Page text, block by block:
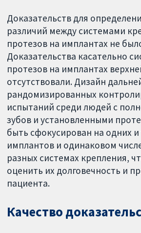
Доказательств для
различий между системами
протезов на имплантах не
Доказательства касательно
протезов на имплантах
отсутствовали. Дизайн
рандомизированных
испытаний среди людей с
зубов и установленными
быть сфокусирован на одних и
имплантов и одинаковом
разных системах крепления,
оценить их долговечность и
пациента.
Качество